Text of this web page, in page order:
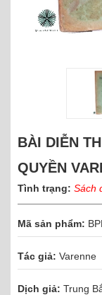
BÀI DIỄN
QUYỀN
Tình trạng: Sách
Mã sản phẩm:
Tác giả: Varenne
Dịch giả: Trung